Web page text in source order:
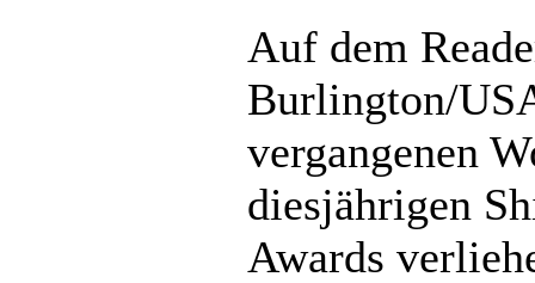
Auf dem
Burlington/
vergangenen
diesjährigen
Awards